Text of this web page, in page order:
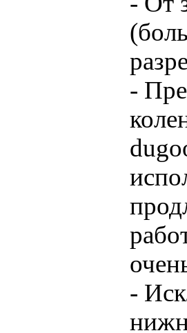
-
-